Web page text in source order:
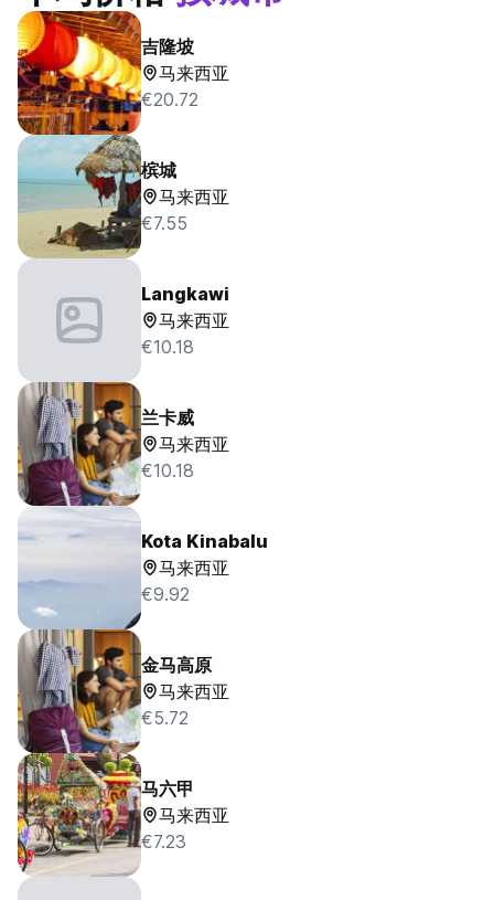
吉隆坡
马来西亚
€20.72
槟城
马来西亚
€7.55
Langkawi
马来西亚
€10.18
兰卡威
马来西亚
€10.18
Kota Kinabalu
马来西亚
€9.92
金马高原
马来西亚
€5.72
马六甲
马来西亚
€7.23